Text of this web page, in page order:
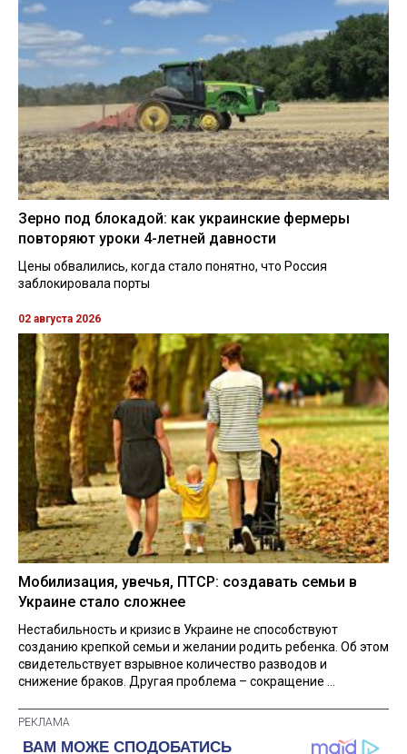
Зерно под блокадой: как украинские фермеры
повторяют уроки 4-летней давности
Цены обвалились, когда стало понятно, что Россия
заблокировала порты
02 августа 2026
Мобилизация, увечья, ПТСР: создавать семьи в
Украине стало сложнее
Нестабильность и кризис в Украине не способствуют
созданию крепкой семьи и желании родить ребенка. Об этом
свидетельствует взрывное количество разводов и
снижение браков. Другая проблема – сокращение ...